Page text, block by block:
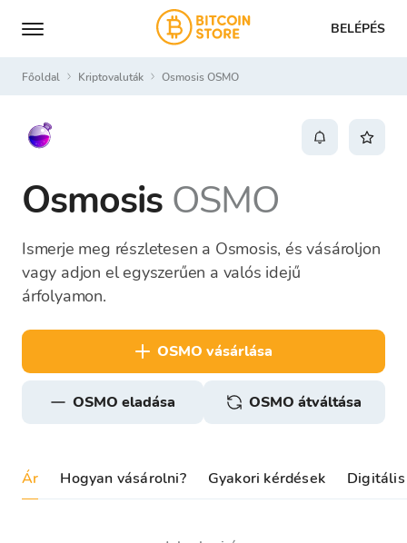
BELÉPÉS
Főoldal Kriptovaluták Osmosis OSMO
Osmosis OSMO
Ismerje meg részletesen a Osmosis, és vásároljon
vagy adjon el egyszerűen a valós idejű
árfolyamon.
OSMO vásárlása
OSMO eladása OSMO átváltása
Ár Hogyan vásárolni? Gyakori kérdések Digitális